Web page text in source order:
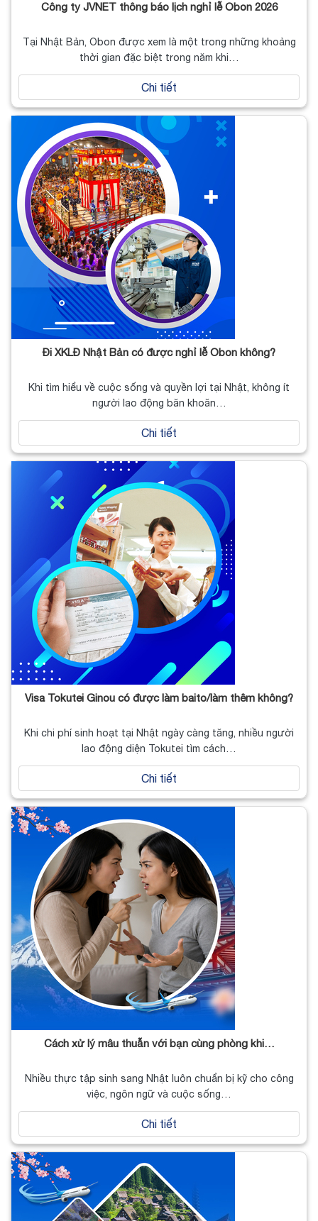
Công ty JVNET thông báo lịch nghỉ lễ Obon 2026
Tại Nhật Bản, Obon được xem là một trong những khoảng
thời gian đặc biệt trong năm khi…
Chi tiết
Đi XKLĐ Nhật Bản có được nghỉ lễ Obon không?
Khi tìm hiểu về cuộc sống và quyền lợi tại Nhật, không ít
người lao động băn khoăn…
Chi tiết
Visa Tokutei Ginou có được làm baito/làm thêm không?
Khi chi phí sinh hoạt tại Nhật ngày càng tăng, nhiều người
lao động diện Tokutei tìm cách…
Chi tiết
Cách xử lý mâu thuẫn với bạn cùng phòng khi…
Nhiều thực tập sinh sang Nhật luôn chuẩn bị kỹ cho công
việc, ngôn ngữ và cuộc sống…
Chi tiết